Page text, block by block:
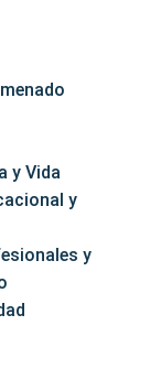
y Vida
y
y